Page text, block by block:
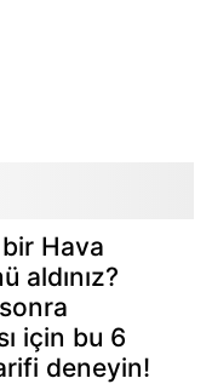
Hava
aldınız?
için bu 6
deneyin!